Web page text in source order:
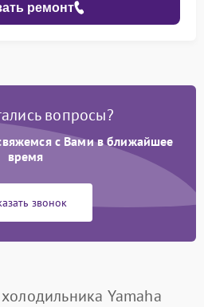
ремонт
вопросы?
с Вами в ближайшее
время
звонок
Yamaha